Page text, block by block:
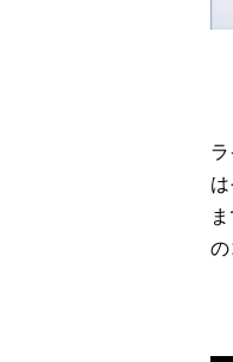
の